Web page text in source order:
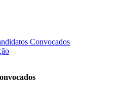
Convocados